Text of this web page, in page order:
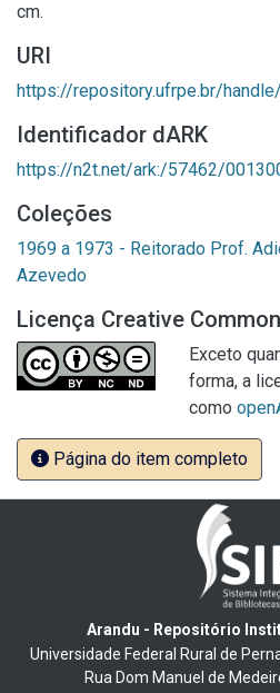
cm.
URI
https://repository.ufrpe.br/
Identificador dARK
https://n2t.net/ark:/57462/
Coleções
1969 a 1973 - Reitorado Prof.
Azevedo
Licença Creative
Exceto
forma, a
como
Página do item completo
Arandu - Repositório
Universidade Federal Rural de
Rua Dom Manuel de